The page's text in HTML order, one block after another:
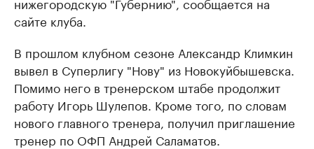
сайте клуба.
В прошлом клубном сезоне Александр Климкин
вывел в Суперлигу "Нову" из Новокуйбышевска.
Помимо него в тренерском штабе продолжит
работу Игорь Шулепов. Кроме того, по словам
нового главного тренера, получил приглашение
тренер по ОФП Андрей Саламатов.